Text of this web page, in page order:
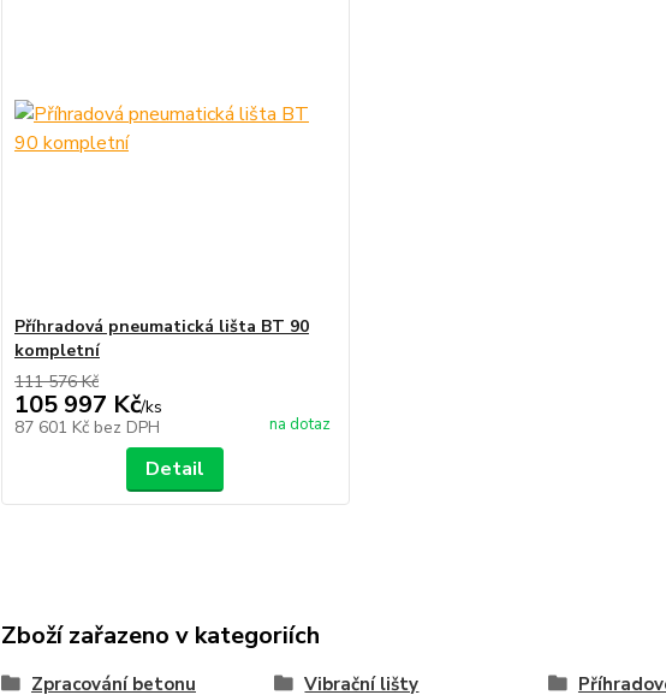
Příhradová pneumatická lišta BT 90
kompletní
111 576 Kč
105 997 Kč/ks
87 601 Kč bez DPH na dotaz
Detail
Zboží zařazeno v kategoriích
Zpracování betonu Vibrační lišty